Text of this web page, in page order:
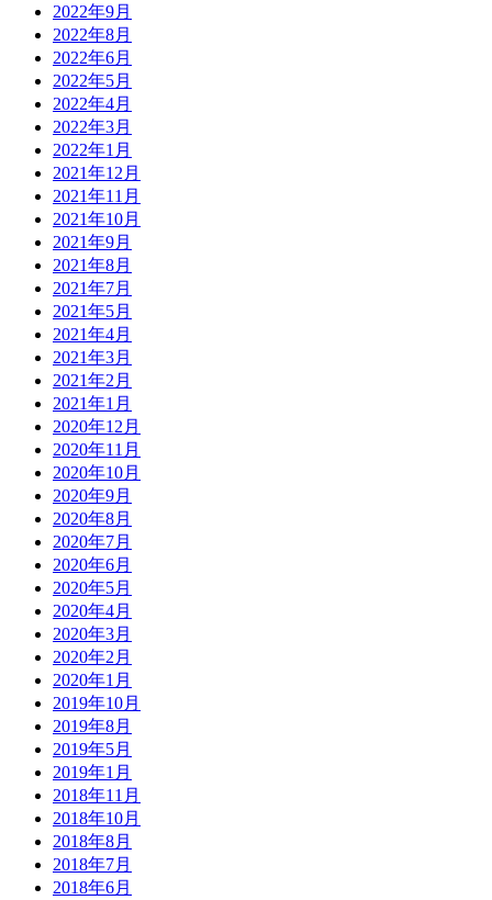
2022年9月
2022年8月
2022年6月
2022年5月
2022年4月
2022年3月
2022年1月
2021年12月
2021年11月
2021年10月
2021年9月
2021年8月
2021年7月
2021年5月
2021年4月
2021年3月
2021年2月
2021年1月
2020年12月
2020年11月
2020年10月
2020年9月
2020年8月
2020年7月
2020年6月
2020年5月
2020年4月
2020年3月
2020年2月
2020年1月
2019年10月
2019年8月
2019年5月
2019年1月
2018年11月
2018年10月
2018年8月
2018年7月
2018年6月